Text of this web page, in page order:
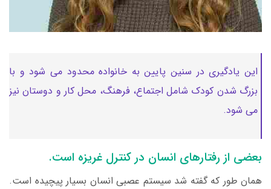
این یادگیری در سنین پایین به خانواده محدود می شود و با
بزرگ شدن کودک شامل اجتماع، فرهنگ، محل کار و دوستان نیز
می شود.
بعضی از رفتارهای انسان در کنترل غریزه است.
همان طور که گفته شد سیستم عصبی انسان بسیار پیچیده است.